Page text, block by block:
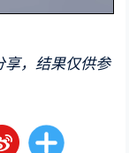
享，结果仅供参